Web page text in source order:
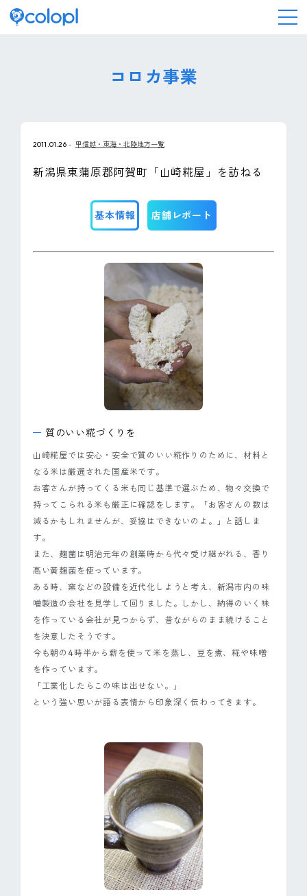
コロカ事業
2011.01.26 甲信越・東海・北陸地方一覧
新潟県東蒲原郡阿賀町「山崎糀屋」を訪ねる
基本情報 店舗レポート
質のいい糀づくりを
山崎糀屋では安心・安全で質のいい糀作りのために、材料と
なる米は厳選された国産米です。
お客さんが持ってくる米も同じ基準で選ぶため、物々交換で
持ってこられる米も厳正に確認をします。「お客さんの数は
減るかもしれませんが、妥協はできないのよ。」と話しま
す。
また、麹菌は明治元年の創業時から代々受け継がれる、香り
高い黄麹菌を使っています。
ある時、窯などの設備を近代化しようと考え、新潟市内の味
噌製造の会社を見学して回りました。しかし、納得のいく味
を作っている会社が見つからず、昔ながらのまま続けること
を決意したそうです。
今も朝の4時半から薪を使って米を蒸し、豆を煮、糀や味噌
を作っています。
「工業化したらこの味は出せない。」
という強い思いが語る表情から印象深く伝わってきます。